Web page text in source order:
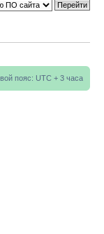
пояс: UTC + 3 часа